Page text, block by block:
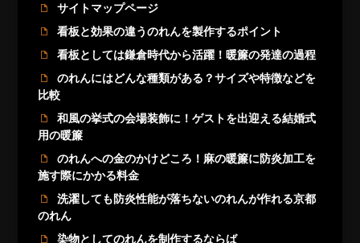
サイトマップページ
看板と効果の違うのれんを製作するポイント
看板としては鎌倉時代から活躍！暖簾の発達の過程
のれんにはどんな種類がある？サイズや特徴などを
比較
和風の挙式の会場装飾に！ゲストを出迎える結婚式
用の暖簾
のれんへの金のかけどころ！麻の暖簾に防炎加工を
施す際にかかる料金
洗濯しても防炎性能が落ちないのれんが作れる京都
のれん
染物としてのれんを制作するならば